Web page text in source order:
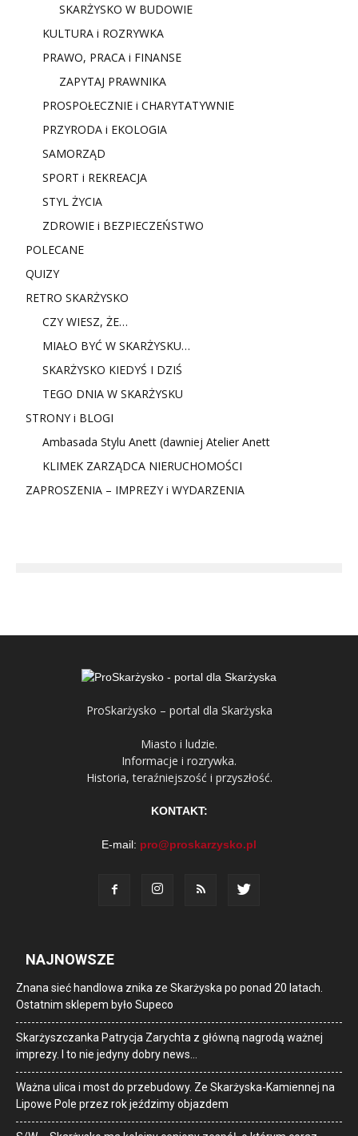
SKARŻYSKO W BUDOWIE
KULTURA i ROZRYWKA
PRAWO, PRACA i FINANSE
ZAPYTAJ PRAWNIKA
PROSPOŁECZNIE i CHARYTATYWNIE
PRZYRODA i EKOLOGIA
SAMORZĄD
SPORT i REKREACJA
STYL ŻYCIA
ZDROWIE i BEZPIECZEŃSTWO
POLECANE
QUIZY
RETRO SKARŻYSKO
CZY WIESZ, ŻE…
MIAŁO BYĆ W SKARŻYSKU…
SKARŻYSKO KIEDYŚ I DZIŚ
TEGO DNIA W SKARŻYSKU
STRONY i BLOGI
Ambasada Stylu Anett (dawniej Atelier Anett
KLIMEK ZARZĄDCA NIERUCHOMOŚCI
ZAPROSZENIA – IMPREZY i WYDARZENIA
ProSkarżysko – portal dla Skarżyska
Miasto i ludzie.
Informacje i rozrywka.
Historia, teraźniejszość i przyszłość.
KONTAKT:
E-mail: pro@proskarzysko.pl
NAJNOWSZE
Znana sieć handlowa znika ze Skarżyska po ponad 20 latach.
Ostatnim sklepem było Supeco
Skarżyszczanka Patrycja Zarychta z główną nagrodą ważnej
imprezy. I to nie jedyny dobry news…
Ważna ulica i most do przebudowy. Ze Skarżyska-Kamiennej na
Lipowe Pole przez rok jeździmy objazdem